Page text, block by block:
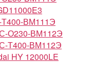
Т400-ВМ111Э
О230-ВМ112Э
Т400-ВМ112Э
HY 12000LE